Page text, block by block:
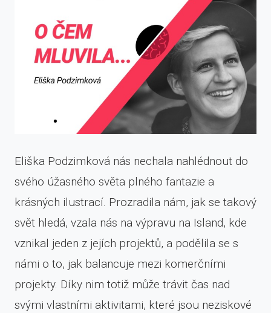
Eliška Podzimková nás nechala nahlédnout do
svého úžasného světa plného fantazie a
krásných ilustrací. Prozradila nám, jak se takový
svět hledá, vzala nás na výpravu na Island, kde
vznikal jeden z jejích projektů, a podělila se s
námi o to, jak balancuje mezi komerčními
projekty. Díky nim totiž může trávit čas nad
svými vlastními aktivitami, které jsou neziskové